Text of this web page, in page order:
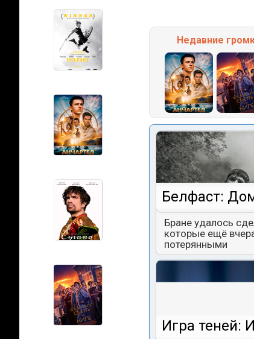
Недавние
Белфаст:
Бране удалось
которые ещё
потерянными
Игра теней: